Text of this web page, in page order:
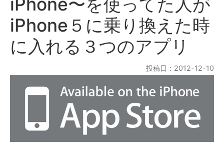
iPhone５に乗り換えた時
に入れる３つのアプリ
投稿日：2012-12-10